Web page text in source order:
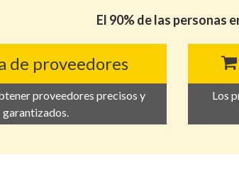
El 90% de las personas
de proveedores
proveedores precisos y
garantizados.
Los